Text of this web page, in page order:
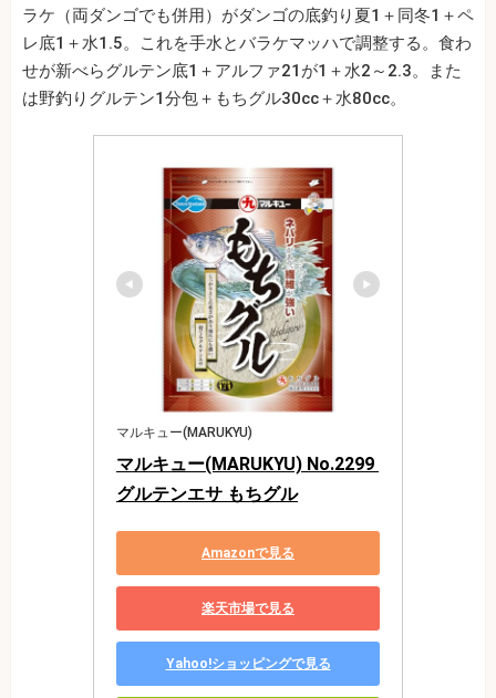
ラケ（両ダンゴでも併用）がダンゴの底釣り夏1＋同冬1＋ペ
レ底1＋水1.5。これを手水とバラケマッハで調整する。食わ
せが新べらグルテン底1＋アルファ21が1＋水2～2.3。また
は野釣りグルテン1分包＋もちグル30cc＋水80cc。
マルキュー(MARUKYU)
マルキュー(MARUKYU) No.2299
グルテンエサ もちグル
Amazonで見る
楽天市場で見る
Yahoo!ショッピングで見る